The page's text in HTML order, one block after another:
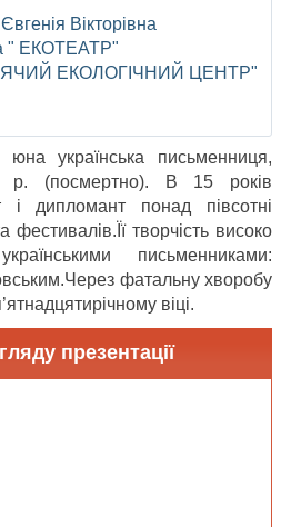
Вікторівна
" ЕКОТЕАТР"
ЕКОЛОГІЧНИЙ ЦЕНТР"
українська письменниця,
(посмертно). В 15 років
дипломант понад півсотні
фестивалів.Її творчість високо
письменниками:
фатальну хворобу
віці.
презентації